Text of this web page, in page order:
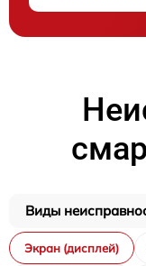
Виды
Экран (дисплей)